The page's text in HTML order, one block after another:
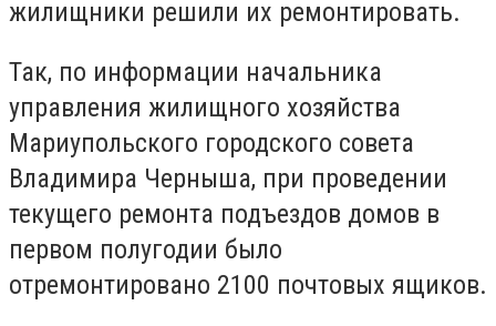
жилищники решили их ремонтировать.
Так, по информации начальника
управления жилищного хозяйства
Мариупольского городского совета
Владимира Черныша, при проведении
текущего ремонта подъездов домов в
первом полугодии было
отремонтировано 2100 почтовых ящиков.